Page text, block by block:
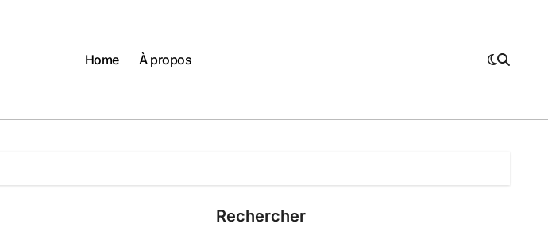
Home
À propos
Rechercher